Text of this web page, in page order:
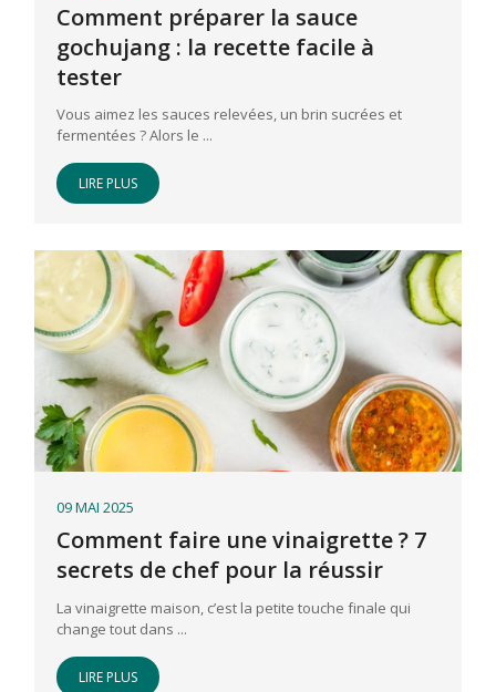
Comment préparer la sauce
gochujang : la recette facile à
tester
Vous aimez les sauces relevées, un brin sucrées et
fermentées ? Alors le ...
LIRE PLUS
09 MAI 2025
Comment faire une vinaigrette ? 7
secrets de chef pour la réussir
La vinaigrette maison, c’est la petite touche finale qui
change tout dans ...
LIRE PLUS